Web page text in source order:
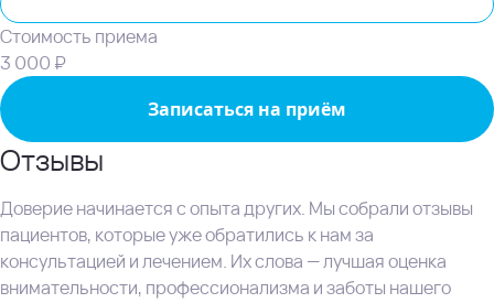
Стоимость приема
3 000 ₽
Записаться на приём
Отзывы
Доверие начинается с опыта других. Мы собрали отзывы
пациентов, которые уже обратились к нам за
консультацией и лечением. Их слова — лучшая оценка
внимательности, профессионализма и заботы нашего